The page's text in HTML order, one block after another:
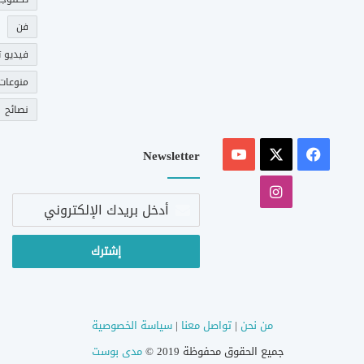
فن
فيديو
نصائح
فيسبوك
‫YouTube
انستقرام
Newsletter
أدخل
الإلكتروني
من نحن |تواصل معنا |سياسة الخصوصية
جميع الحقوق محفوظة 2019 ©
مدى بوست